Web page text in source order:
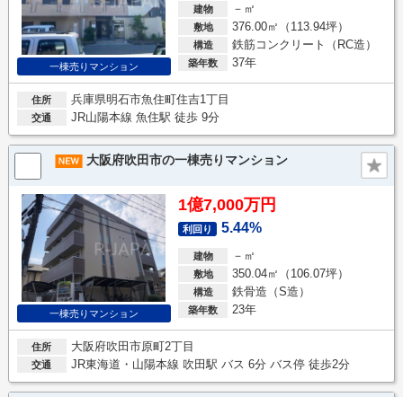
一棟売りマンション
建物 －㎡
敷地 376.00㎡（113.94坪）
構造 鉄筋コンクリート（RC造）
築年数 37年
住所 兵庫県明石市魚住町住吉1丁目
交通 JR山陽本線 魚住駅 徒歩 9分
大阪府吹田市の一棟売りマンション
一棟売りマンション
1億7,000万円
利回り 5.44%
建物 －㎡
敷地 350.04㎡（106.07坪）
構造 鉄骨造（S造）
築年数 23年
住所 大阪府吹田市原町2丁目
交通 JR東海道・山陽本線 吹田駅 バス 6分 バス停 徒歩2分